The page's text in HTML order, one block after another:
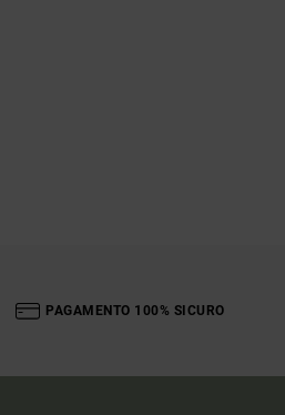
PAGAMENTO 100% SICURO